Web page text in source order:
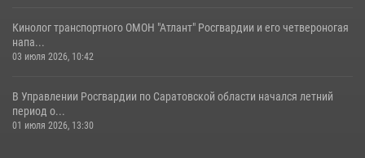
Кинолог транспортного ОМОН "Атлант" Росгвардии и его четвероногая
напа...
03 июля 2026, 10:42
В Управлении Росгвардии по Саратовской области начался летний
период о...
01 июля 2026, 13:30